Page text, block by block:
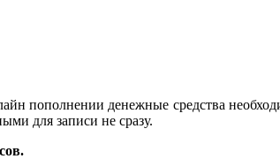
пополнении денежные средства
для записи не сразу.